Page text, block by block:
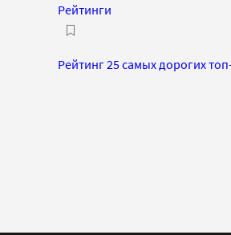
Рейтинги
Рейтинг 25 самых дорогих